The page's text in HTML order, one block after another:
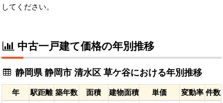
してください。
中古一戸建て価格の年別推移
静岡県 静岡市 清水区 草ケ谷における年別推移
年 駅距離 築年数 面積 建物面積 単価 変動率 件数